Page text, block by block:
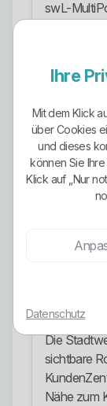
swL-
sinnvolle
Zusätzlich
ältere
konkrete
Die
sichtbare
Nähe zum
Ihre
Mit dem Klick
über Cookies
und dieses
können Sie
Klick auf „Nur
Datenschutz